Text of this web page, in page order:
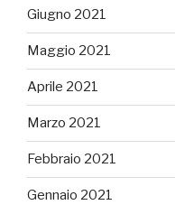
Giugno 2021
Maggio 2021
Aprile 2021
Marzo 2021
Febbraio 2021
Gennaio 2021